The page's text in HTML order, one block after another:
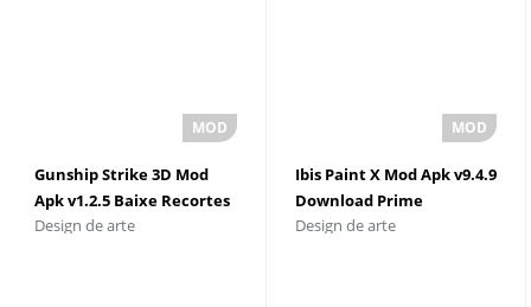
Gunship Strike 3D Mod
Apk v1.2.5 Baixe Recortes
Ilimitados
Design de arte
Ibis Paint X Mod Apk v9.4.9
Download Prime
Membership
Design de arte